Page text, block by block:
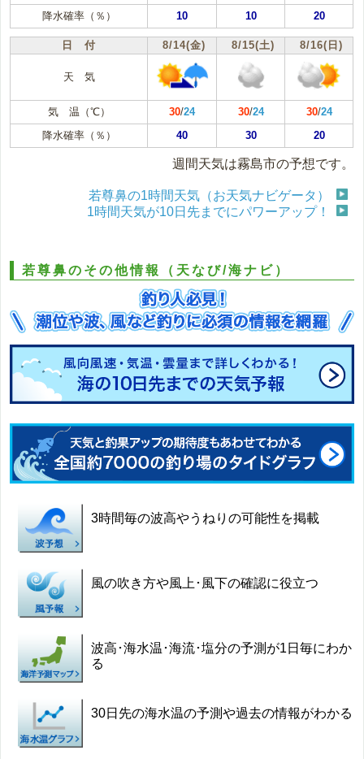
降水確率（％）
10 10 20
日 付 8/14(金) 8/15(土) 8/16(日)
天 気
気 温（℃） 30/24 30/24 30/24
降水確率（％）
40 30 20
週間天気は霧島市の予想です。
若尊鼻の1時間天気（お天気ナビゲータ）
1時間天気が10日先までにパワーアップ！
若尊鼻のその他情報（天なび/海ナビ）
3時間毎の波高やうねりの可能性を掲載
風の吹き方や風上･風下の確認に役立つ
波高･海水温･海流･塩分の予測が1日毎にわか
る
30日先の海水温の予測や過去の情報がわかる